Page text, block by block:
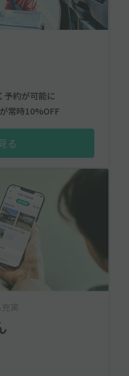
予約が可能に
常時10%OFF
る
実